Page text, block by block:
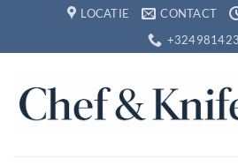
inhoud
LOCATIE CONTACT